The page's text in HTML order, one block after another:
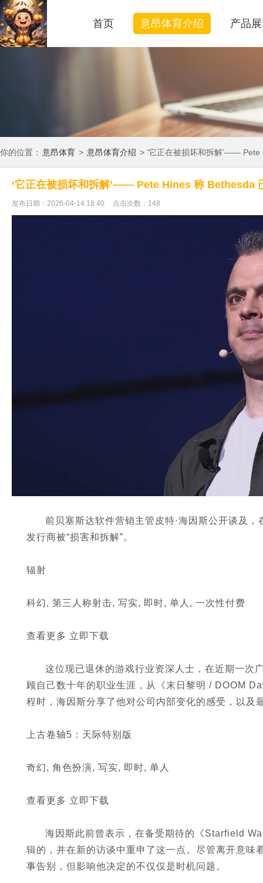
首页 意昂体育介绍 产品
你的位置： 意昂体育 > 意昂体育介绍 > ‘它正在被损坏和拆解’—— Pete
‘它正在被损坏和拆解’—— Pete Hines 称 Bethesda
发布日期：2026-04-14 18:40 点击次数：148
前贝塞斯达软件营销主管皮特·海因斯公开谈及
发行商被“损害和拆解”。
辐射
科幻, 第三人称射击, 写实, 即时, 单人, 一次性付费
查看更多 立即下载
这位现已退休的游戏行业资深人士，在近期一次
顾自己数十年的职业生涯，从《末日黎明 / DOOM
程时，海因斯分享了他对公司内部变化的感受，以及
上古卷轴5：天际特别版
奇幻, 角色扮演, 写实, 即时, 单人
查看更多 立即下载
海因斯此前曾表示，在备受期待的《Starfield
辑的，并在新的访谈中重申了这一点。尽管离开意味
事告别，但影响他决定的不仅仅是时机问题。